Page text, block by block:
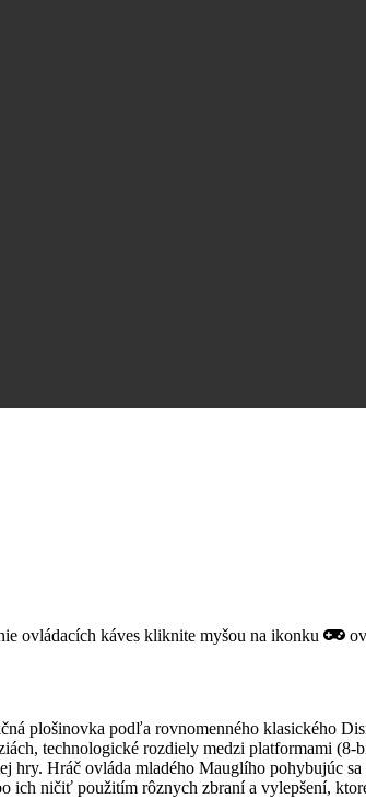
ovládacích káves kliknite myšou na ikonku
plošinovka podľa rovnomenného klasického
technologické rozdiely medzi platformami
Hráč ovláda mladého Mauglího pohybujúc
ničiť použitím rôznych zbraní a vylepšení,